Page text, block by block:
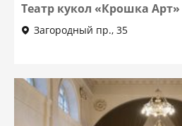
Театр кукол «Крошка Арт»
Загородный пр., 35